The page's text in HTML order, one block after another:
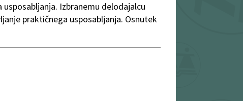
Izbranemu delodajalcu
praktičnega usposabljanja. Osnutek